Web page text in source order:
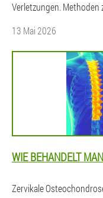
Verletzungen.
13 Mai 2026
WIE BEHANDELT
Zervikale